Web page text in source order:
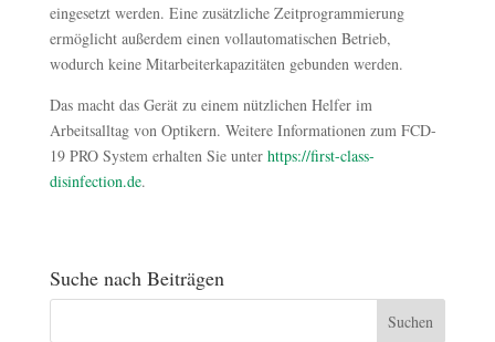
eingesetzt werden. Eine zusätzliche Zeitprogrammierung
ermöglicht außerdem einen vollautomatischen Betrieb,
wodurch keine Mitarbeiterkapazitäten gebunden werden.
Das macht das Gerät zu einem nützlichen Helfer im
Arbeitsalltag von Optikern. Weitere Informationen zum FCD-
19 PRO System erhalten Sie unter https://first-class-
disinfection.de.
Suche nach Beiträgen